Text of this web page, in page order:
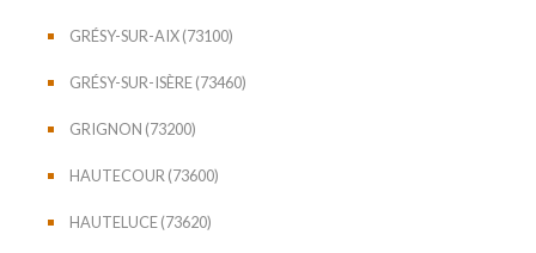
GRÉSY-SUR-AIX (73100)
GRÉSY-SUR-ISÈRE (73460)
GRIGNON (73200)
HAUTECOUR (73600)
HAUTELUCE (73620)